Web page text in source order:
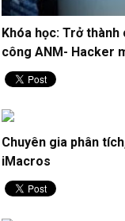
môi trường số an toàn
Top những điểm mình
Fold8: Tỉ lệ màn hình
Khóa học: Trở
công ANM- Hacker
Chuyên gia phân
iMacros